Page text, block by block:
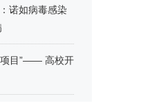
诺如病毒感染
项目”—— 高校开